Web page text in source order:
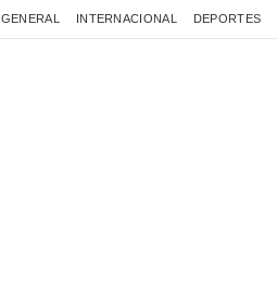
GENERAL INTERNACIONAL DEPORTES